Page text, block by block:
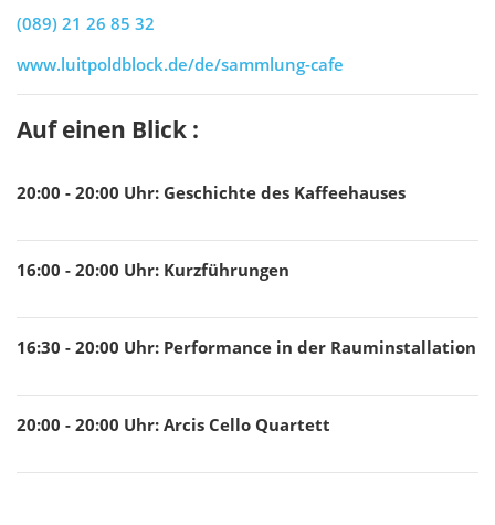
(089) 21 26 85 32
www.luitpoldblock.de/de/sammlung-cafe
Auf einen Blick :
20:00 - 20:00 Uhr: Geschichte des Kaffeehauses
16:00 - 20:00 Uhr: Kurzführungen
16:30 - 20:00 Uhr: Performance in der Rauminstallation
20:00 - 20:00 Uhr: Arcis Cello Quartett